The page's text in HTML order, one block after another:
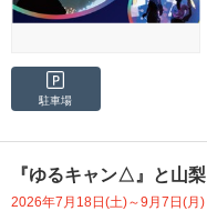
駐車場
『ゆるキャン△』と山梨
2026年7月18日(土)～9月7日(月)